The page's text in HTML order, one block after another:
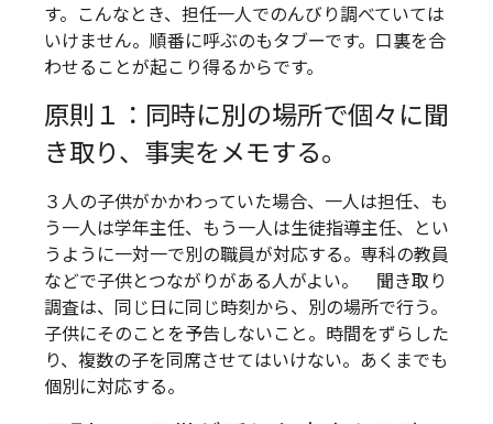
す。こんなとき、担任一人でのんびり調べていては
いけません。順番に呼ぶのもタブーです。口裏を合
わせることが起こり得るからです。
原則１：同時に別の場所で個々に聞
き取り、事実をメモする。
３人の子供がかかわっていた場合、一人は担任、も
う一人は学年主任、もう一人は生徒指導主任、とい
うように一対一で別の職員が対応する。専科の教員
などで子供とつながりがある人がよい。 聞き取り
調査は、同じ日に同じ時刻から、別の場所で行う。
子供にそのことを予告しないこと。時間をずらした
り、複数の子を同席させてはいけない。あくまでも
個別に対応する。